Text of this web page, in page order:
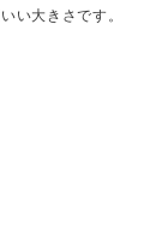
い大きさです。